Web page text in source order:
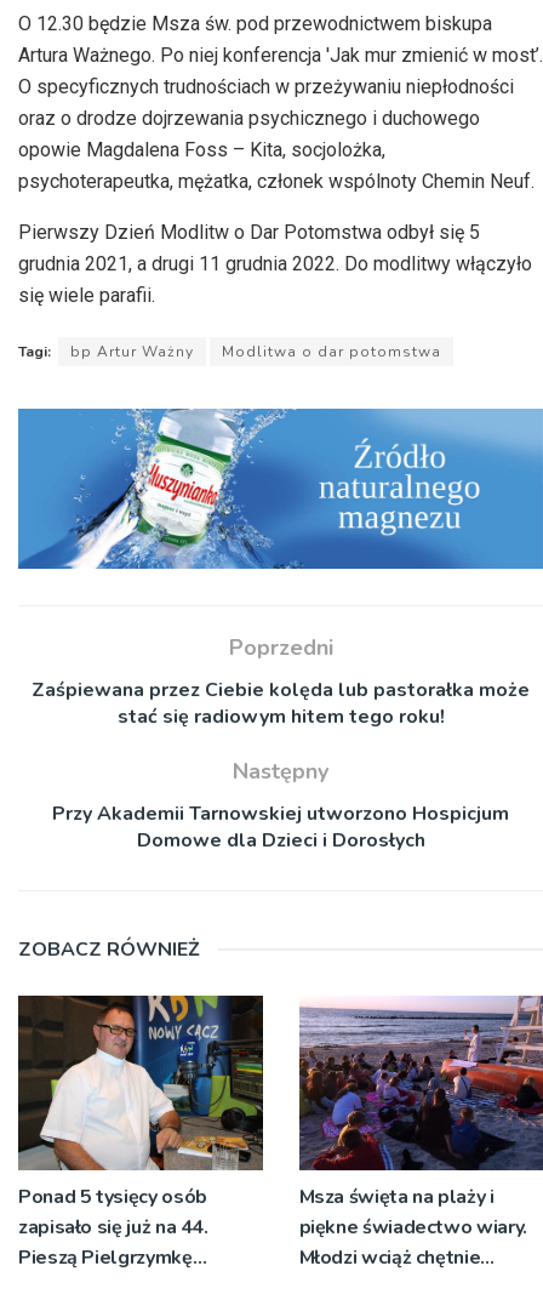
O 12.30 będzie Msza św. pod przewodnictwem biskupa
Artura Ważnego. Po niej konferencja 'Jak mur zmienić w most’.
O specyficznych trudnościach w przeżywaniu niepłodności
oraz o drodze dojrzewania psychicznego i duchowego
opowie Magdalena Foss – Kita, socjolożka,
psychoterapeutka, mężatka, członek wspólnoty Chemin Neuf.
Pierwszy Dzień Modlitw o Dar Potomstwa odbył się 5
grudnia 2021, a drugi 11 grudnia 2022. Do modlitwy włączyło
się wiele parafii.
Tagi: bp Artur Ważny Modlitwa o dar potomstwa
Poprzedni
Zaśpiewana przez Ciebie kolęda lub pastorałka może
stać się radiowym hitem tego roku!
Następny
Przy Akademii Tarnowskiej utworzono Hospicjum
Domowe dla Dzieci i Dorosłych
ZOBACZ RÓWNIEŻ
Ponad 5 tysięcy osób
zapisało się już na 44.
Pieszą Pielgrzymkę
Msza święta na plaży i
piękne świadectwo wiary.
Młodzi wciąż chętnie